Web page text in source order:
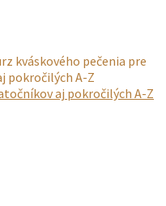
aj pokročilých A-Z